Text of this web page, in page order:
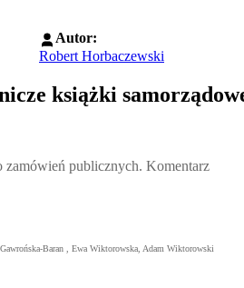
Autor:
Robert Horbaczewski
książki
zamówień publicznych. Komentarz
Baran , Ewa Wiktorowska, Adam Wiktorowski